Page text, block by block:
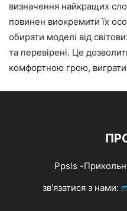
визначення найкращих
повинен виокремити їх
обирати моделі від
та перевірені. Це
комфортною грою, виграти
Ppsls -
зв'язатися з нами: